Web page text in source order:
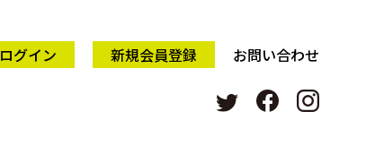
ログイン 新規会員登録 お問い合わせ